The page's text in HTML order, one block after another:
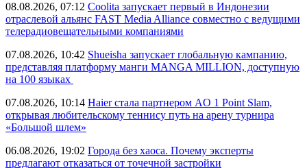
08.08.2026, 07:12 Coolita запускает первый в Индонезии
отраслевой альянс FAST Media Alliance совместно с ведущими
телерадиовещательными компаниями
07.08.2026, 10:42 Shueisha запускает глобальную кампанию,
представляя платформу манги MANGA MILLION, доступную
на 100 языках
07.08.2026, 10:14 Haier стала партнером AO 1 Point Slam,
открывая любительскому теннису путь на арену турнира
«Большой шлем»
06.08.2026, 19:02 Города без хаоса. Почему эксперты
предлагают отказаться от точечной застройки